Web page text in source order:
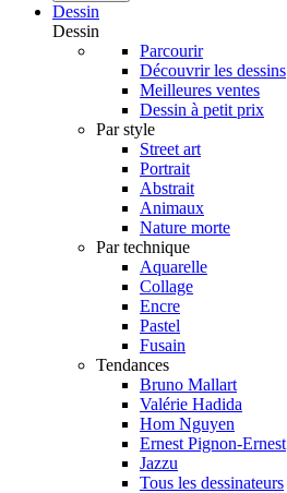
Dessin
Dessin
Parcourir
Découvrir les dessins
Meilleures ventes
Dessin à petit prix
Par style
Street art
Portrait
Abstrait
Animaux
Nature morte
Par technique
Aquarelle
Collage
Encre
Pastel
Fusain
Tendances
Bruno Mallart
Valérie Hadida
Hom Nguyen
Ernest Pignon-Ernest
Jazzu
Tous les dessinateurs